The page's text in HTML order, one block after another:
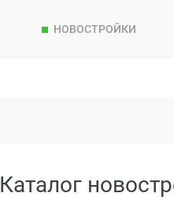
НОВОСТРОЙКИ
Каталог